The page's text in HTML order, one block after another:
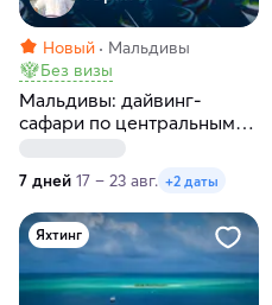
Новый
Мальдивы
Без визы
Мальдивы: дайвинг-
сафари по центральным
Pearl. 7 дней
7 дней 17 – 23 авг. +2 даты
Яхтинг